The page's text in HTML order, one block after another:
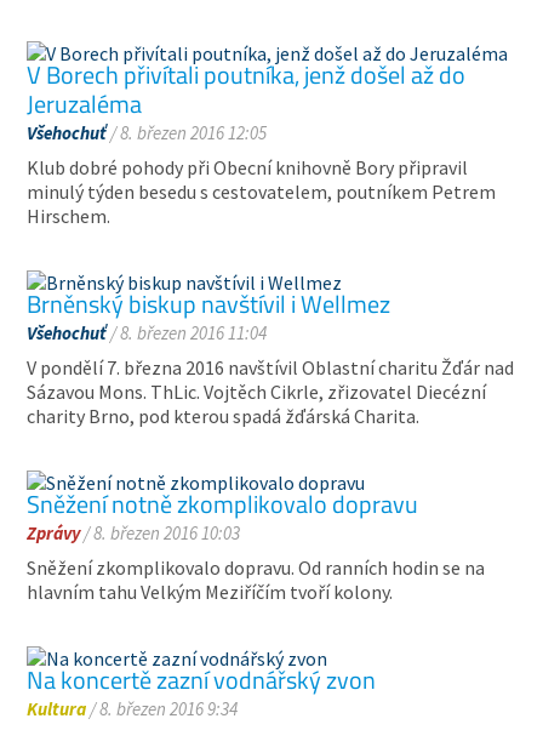
V Borech přivítali poutníka, jenž došel až do
Jeruzaléma
Všehochuť/ 8. březen 2016 12:05
Klub dobré pohody při Obecní knihovně Bory připravil
minulý týden besedu s cestovatelem, poutníkem Petrem
Hirschem.
Brněnský biskup navštívil i Wellmez
Všehochuť/ 8. březen 2016 11:04
V pondělí 7. března 2016 navštívil Oblastní charitu Žďár nad
Sázavou Mons. ThLic. Vojtěch Cikrle, zřizovatel Diecézní
charity Brno, pod kterou spadá žďárská Charita.
Sněžení notně zkomplikovalo dopravu
Zprávy/ 8. březen 2016 10:03
Sněžení zkomplikovalo dopravu. Od ranních hodin se na
hlavním tahu Velkým Meziříčím tvoří kolony.
Na koncertě zazní vodnářský zvon
Kultura/ 8. březen 2016 9:34